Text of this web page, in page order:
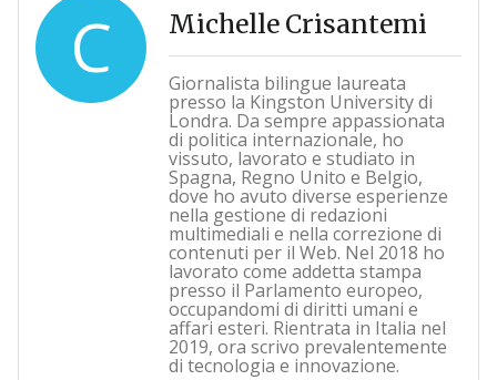
C Michelle Crisantemi
Giornalista bilingue laureata
presso la Kingston University di
Londra. Da sempre appassionata
di politica internazionale, ho
vissuto, lavorato e studiato in
Spagna, Regno Unito e Belgio,
dove ho avuto diverse esperienze
nella gestione di redazioni
multimediali e nella correzione di
contenuti per il Web. Nel 2018 ho
lavorato come addetta stampa
presso il Parlamento europeo,
occupandomi di diritti umani e
affari esteri. Rientrata in Italia nel
2019, ora scrivo prevalentemente
di tecnologia e innovazione.